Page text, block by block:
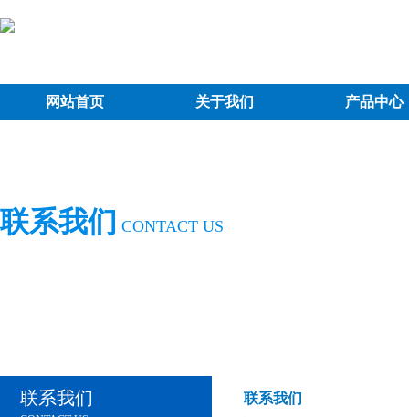
网站首页 关于我们 产品中心
联系我们 CONTACT US
联系我们 联系我们